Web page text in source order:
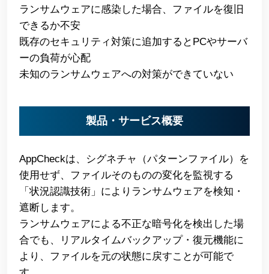
ランサムウェアに感染した場合、ファイルを復旧
できるか不安
既存のセキュリティ対策に追加するとPCやサーバ
ーの負荷が心配
未知のランサムウェアへの対策ができていない
製品・サービス概要
AppCheckは、シグネチャ（パターンファイル）を
使用せず、ファイルそのものの変化を監視する
「状況認識技術」によりランサムウェアを検知・
遮断します。
ランサムウェアによる不正な暗号化を検出した場
合でも、リアルタイムバックアップ・復元機能に
より、ファイルを元の状態に戻すことが可能で